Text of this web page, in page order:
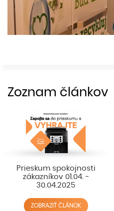
Zoznam článkov
Prieskum spokojnosti
zákazníkov 01.04. -
30.04.2025
ZOBRAZIŤ ČLÁNOK